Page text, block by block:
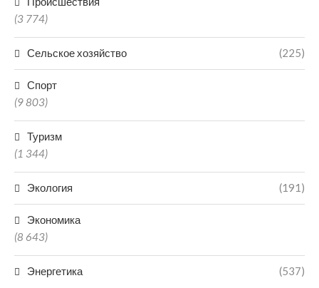
(3 774)
Сельское хозяйство (225)
Спорт
(9 803)
Туризм
(1 344)
Экология (191)
Экономика
(8 643)
Энергетика (537)